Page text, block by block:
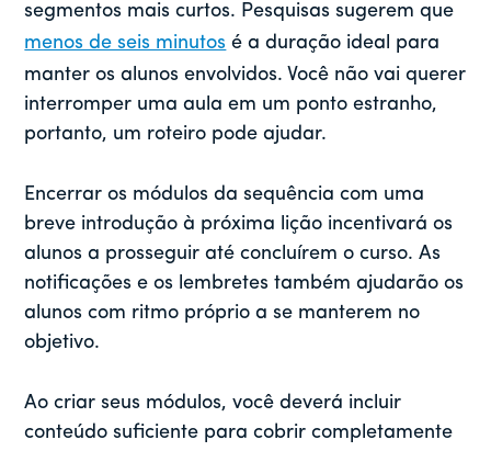
segmentos mais curtos. Pesquisas sugerem que
menos de seis minutos é a duração ideal para
manter os alunos envolvidos. Você não vai querer
interromper uma aula em um ponto estranho,
portanto, um roteiro pode ajudar.
Encerrar os módulos da sequência com uma
breve introdução à próxima lição incentivará os
alunos a prosseguir até concluírem o curso. As
notificações e os lembretes também ajudarão os
alunos com ritmo próprio a se manterem no
objetivo.
Ao criar seus módulos, você deverá incluir
conteúdo suficiente para cobrir completamente